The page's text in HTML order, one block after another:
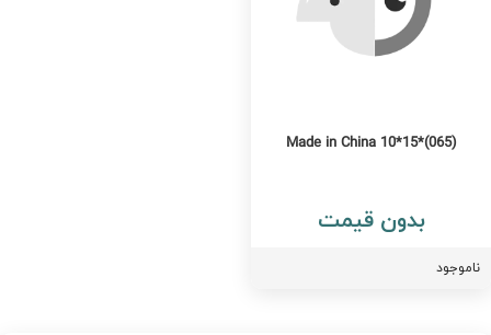
Made in China 10*15*(065)
بدون قیمت